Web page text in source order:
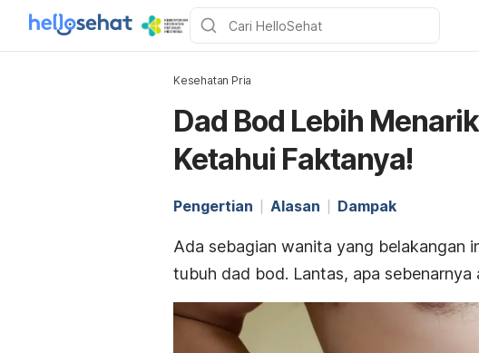
Kesehatan Pria
Dad Bod Lebih
Ketahui Faktanya!
Pengertian Alasan Dampak
Ada sebagian wanita yang belakangan
tubuh dad bod. Lantas, apa sebenarnya